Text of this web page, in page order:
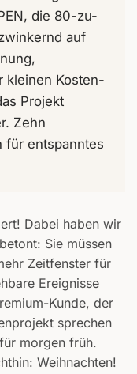
die 80-zu-
auf
kleinen Kosten-
Projekt
Zehn
für entspanntes
Dabei haben wir
Sie müssen
Zeitfenster für
Ereignisse
Kunde, der
sprechen
morgen früh.
Weihnachten!